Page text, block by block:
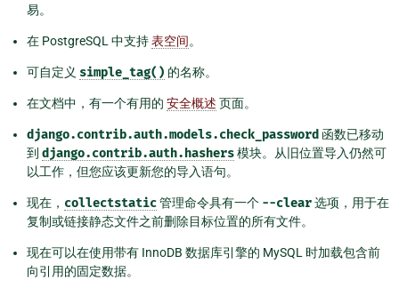
易。
在 PostgreSQL 中支持表空间。
可自定义 simple_tag() 的名称。
在文档中，有一个有用的 安全概述 页面。
django.contrib.auth.models.check_password 函数已移动
到 django.contrib.auth.hashers模块。从旧位置导入仍然可
以工作，但您应该更新您的导入语句。
现在， collectstatic管理命令具有一个 --clear选项，用于在
复制或链接静态文件之前删除目标位置的所有文件。
现在可以在使用带有 InnoDB 数据库引擎的 MySQL 时加载包含前
向引用的固定数据。